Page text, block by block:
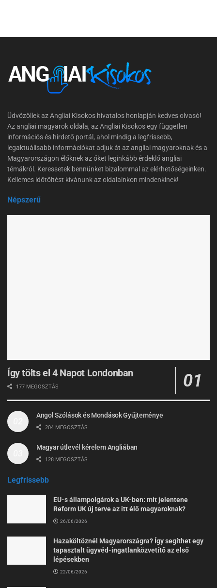
Üdvözöllek az Angliai Kisokos hivatalos honlapján kedves olvasó!
Az angliai magyarok oldala, az Angliai Kisokos egy független
információs és hirdető portál, ahol mindig a legfrissebb,
legaktuálisabb információkat adjuk át az angliai magyaroknak és a
Magyarországon élőknek az őket leginkább érdeklő angliai
témákról. Keressetek bennünket bizalommal az elérhetőségeinken.
Kellemes időtöltést kívánunk az oldalainkon mindenkinek!
Népszerű
Így tölts el 4 Napot Londonban
177 MEGOSZTÁS
Angol Szólások és Mondások Gyűjteménye
204 MEGOSZTÁS
Magyar útlevél kérelem Angliában
128 MEGOSZTÁS
Legfrissebb
EU-s állampolgárok a UK-ben: mit jelentene
Reform UK új terve az itt élő magyaroknak?
26/06/2026
Hazaköltöznél Magyarországra? Így segíthet egy
tapasztalt ügyvéd-ingatlanközvetítő az első
lépésekben
22/06/2026